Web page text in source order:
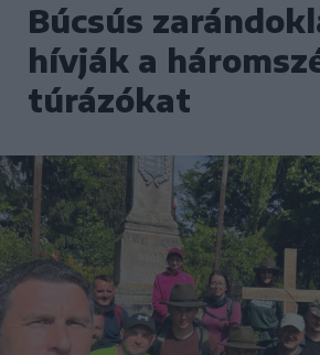
Búcsús
hívják a
túrázókat